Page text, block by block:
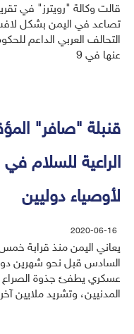
قالت وكالة "رويترز" في
تصاعد في اليمن بشكل لافت
التحالف العربي الداعم
عنها في 9
قنبلة "صافر"
الراعية للسلام
لأوصياء دوليين
2020-06-16
يعاني اليمن منذ قرابة
السادس قبل نحو شهرين
عسكري يطفئ جذوة
المدنيين، وتشريد ملايين